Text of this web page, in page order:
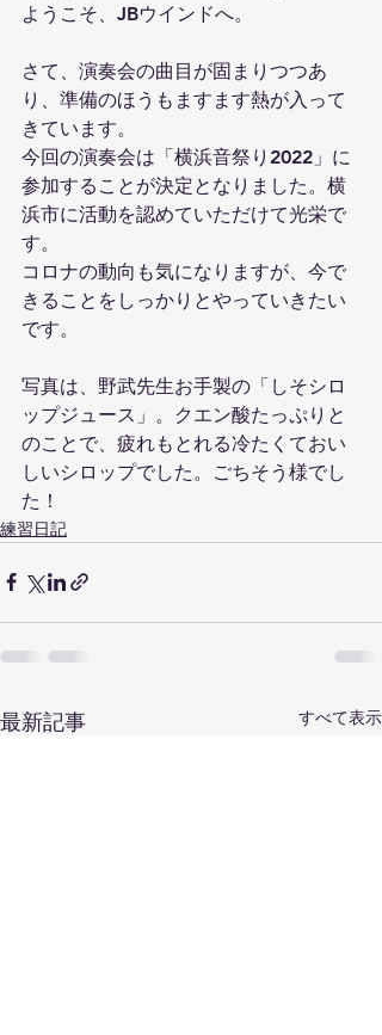
ようこそ、JBウインドへ。
さて、演奏会の曲目が固まりつつあ
り、準備のほうもますます熱が入って
きています。
今回の演奏会は「横浜音祭り2022」に
参加することが決定となりました。横
浜市に活動を認めていただけて光栄で
す。
コロナの動向も気になりますが、今で
きることをしっかりとやっていきたい
です。
写真は、野武先生お手製の「しそシロ
ップジュース」。クエン酸たっぷりと
のことで、疲れもとれる冷たくておい
しいシロップでした。ごちそう様でし
た！
練習日記
最新記事 すべて表示